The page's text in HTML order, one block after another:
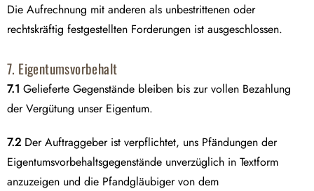
Die Aufrechnung mit anderen als unbestrittenen oder
rechtskräftig festgestellten Forderungen ist ausgeschlossen.
7. Eigentumsvorbehalt
7.1 Gelieferte Gegenstände bleiben bis zur vollen Bezahlung
der Vergütung unser Eigentum.
7.2 Der Auftraggeber ist verpflichtet, uns Pfändungen der
Eigentumsvorbehaltsgegenstände unverzüglich in Textform
anzuzeigen und die Pfandgläubiger von dem